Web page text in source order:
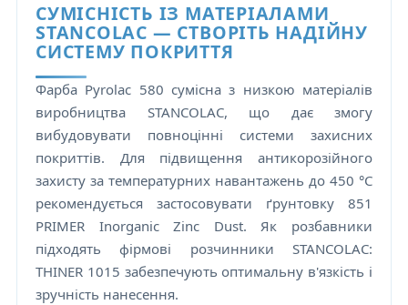
СУМІСНІСТЬ ІЗ МАТЕРІАЛАМИ
STANCOLAC — СТВОРІТЬ НАДІЙНУ
СИСТЕМУ ПОКРИТТЯ
Фарба Pyrolac 580 сумісна з низкою матеріалів
виробництва STANCOLAC, що дає змогу
вибудовувати повноцінні системи захисних
покриттів. Для підвищення антикорозійного
захисту за температурних навантажень до 450 °C
рекомендується застосовувати ґрунтовку 851
PRIMER Inorganic Zinc Dust. Як розбавники
підходять фірмові розчинники STANCOLAC:
THINER 1015 забезпечують оптимальну в'язкість і
зручність нанесення.